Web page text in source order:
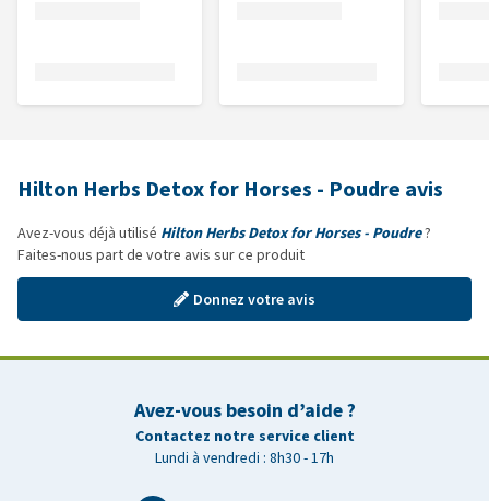
Hilton Herbs Detox for Horses - Poudre avis
Avez-vous déjà utilisé Hilton Herbs Detox for Horses - Poudre?
Faites-nous part de votre avis sur ce produit
Donnez votre avis
Avez-vous besoin d’aide ?
Contactez notre service client
Lundi à vendredi : 8h30 - 17h